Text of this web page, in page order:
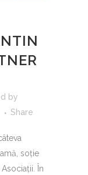
by
Share
soție
În